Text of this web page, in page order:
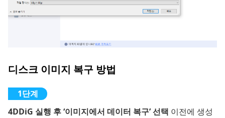
디스크 이미지 복구 방법
4DDiG 실행 후 ‘이미지에서 데이터 복구’ 선택 이전에 생성